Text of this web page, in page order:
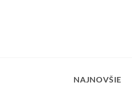
NAJNOVŠIE